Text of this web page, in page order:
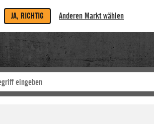
JA, RICHTIG Anderen Markt wählen